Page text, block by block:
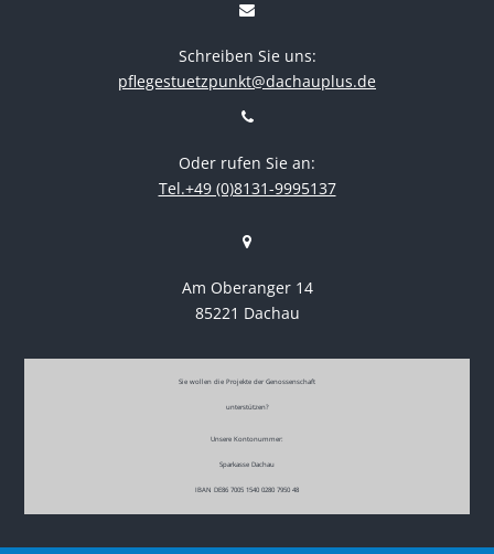
Schreiben Sie uns:
pflegestuetzpunkt@dachauplus.de
Oder rufen Sie an:
Tel.+49 (0)8131-9995137
Am Oberanger 14
85221 Dachau
Sie wollen die Projekte der Genossenschaft
unterstützen?
Unsere Kontonummer:
Sparkasse Dachau
IBAN DE86 7005 1540 0280 7950 48